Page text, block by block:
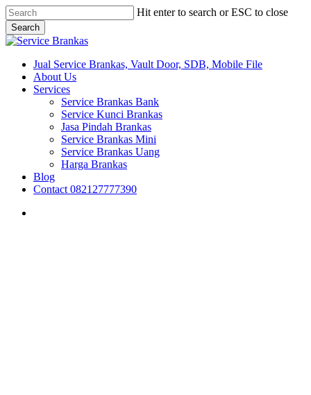
Skip
to
main
content
Hit enter to search or ESC to close
Search
Close
search
Menu
Jual Service Brankas, Vault Door, SDB, Mobile File
About Us
Services
Service Brankas Bank
Service Kunci Brankas
Jasa Pindah Brankas
Service Brankas Mini
Service Brankas Uang
Harga Brankas
Blog
Contact 082127777390